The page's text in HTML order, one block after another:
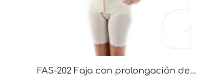
FAS-202 Faja con prolongación de